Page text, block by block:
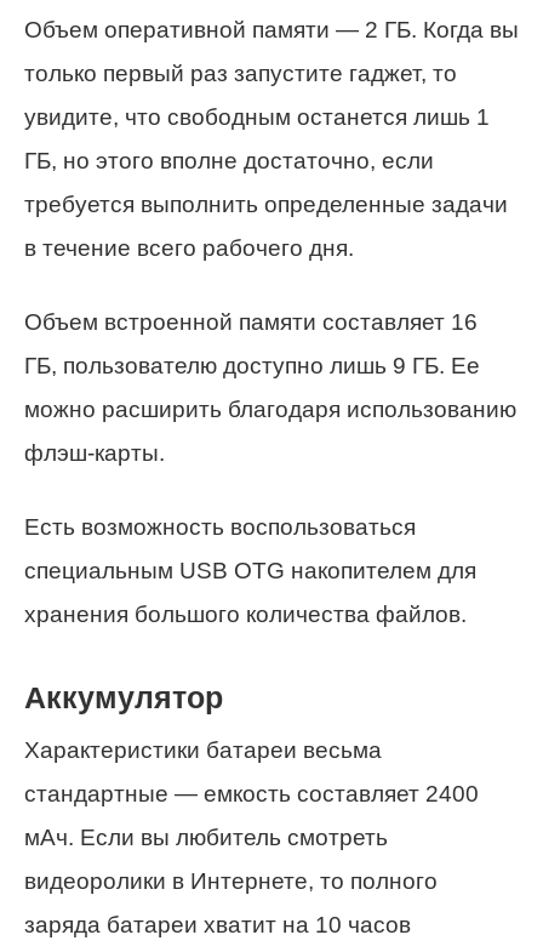
Объем оперативной памяти — 2 ГБ. Когда вы
только первый раз запустите гаджет, то
увидите, что свободным останется лишь 1
ГБ, но этого вполне достаточно, если
требуется выполнить определенные задачи
в течение всего рабочего дня.
Объем встроенной памяти составляет 16
ГБ, пользователю доступно лишь 9 ГБ. Ее
можно расширить благодаря использованию
флэш-карты.
Есть возможность воспользоваться
специальным USB OTG накопителем для
хранения большого количества файлов.
Аккумулятор
Характеристики батареи весьма
стандартные — емкость составляет 2400
мАч. Если вы любитель смотреть
видеоролики в Интернете, то полного
заряда батареи хватит на 10 часов